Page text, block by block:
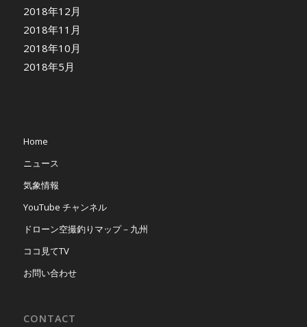
2018年12月
2018年11月
2018年10月
2018年5月
Home
ニュース
気象情報
YouTube チャンネル
ドローン空撮釣りマップ－九州
ココ見てTV
お問い合わせ
CONTACT